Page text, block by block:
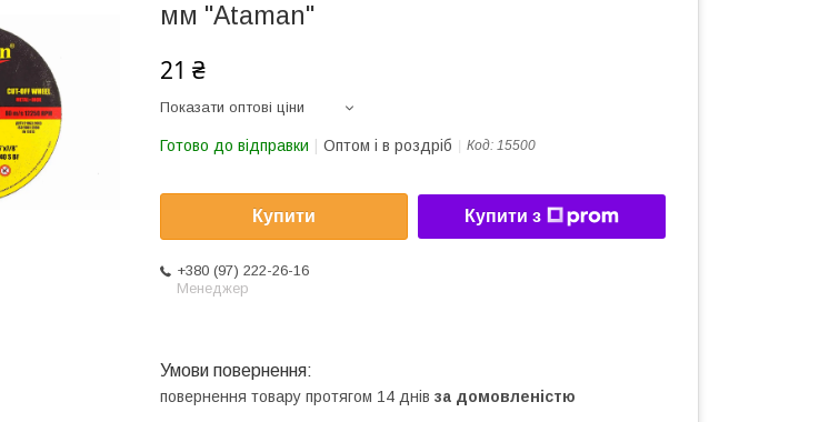
мм "Ataman"
21 ₴
Показати оптові ціни
Готово до відправки Оптом і в роздріб Код: 15500
Купити Купити з
+380 (97) 222-26-16
Менеджер
повернення товару протягом 14 днів за домовленістю